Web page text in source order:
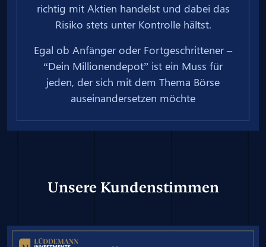
richtig mit Aktien handelst und dabei das
Risiko stets unter Kontrolle hältst.
Egal ob Anfänger oder Fortgeschrittener –
“Dein Millionendepot” ist ein Muss für
jeden, der sich mit dem Thema Börse
auseinandersetzen möchte
Unsere Kundenstimmen